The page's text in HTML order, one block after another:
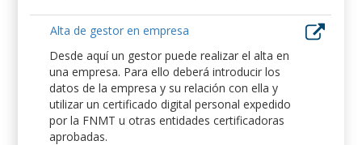
Alta de gestor en empresa
Desde aquí un gestor puede realizar el alta en
una empresa. Para ello deberá introducir los
datos de la empresa y su relación con ella y
utilizar un certificado digital personal expedido
por la FNMT u otras entidades certificadoras
aprobadas.